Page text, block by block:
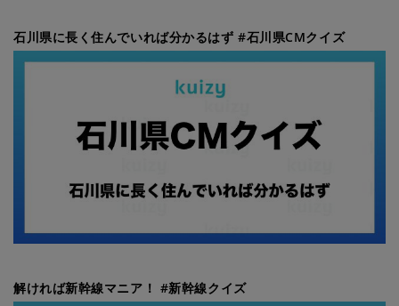
石川県に長く住んでいれば分かるはず #石川県CMクイズ
解ければ新幹線マニア！ #新幹線クイズ